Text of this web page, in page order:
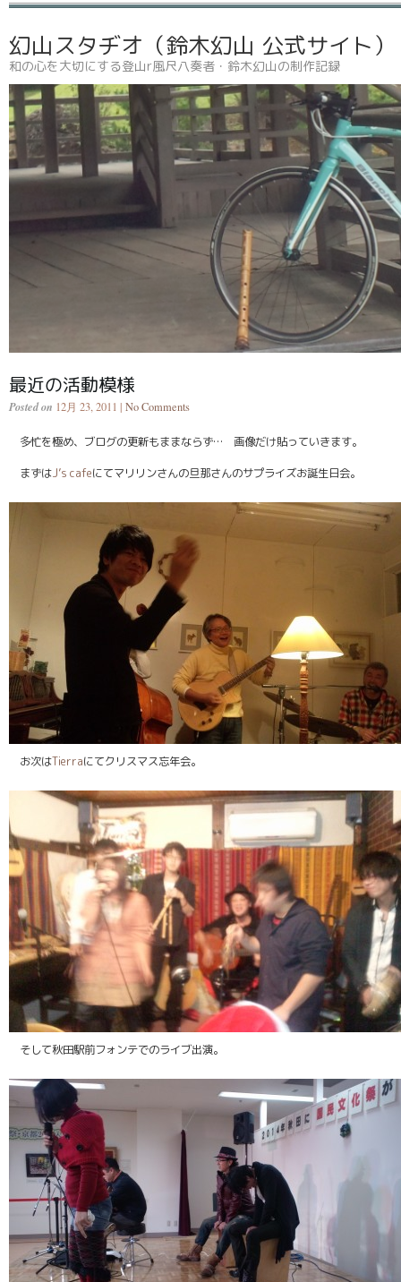
幻山スタヂオ（鈴木幻山 公式サイト
和の心を大切にする登山r風尺八奏者・鈴木幻山の制作記録
最近の活動模様
Posted on 12月 23, 2011 | No Comments
多忙を極め、ブログの更新もままならず… 画像だけ貼っていきます。
まずはJ’s cafeにてマリリンさんの旦那さんのサプライズお誕生日会。
お次はTierraにてクリスマス忘年会。
そして秋田駅前フォンテでのライブ出演。